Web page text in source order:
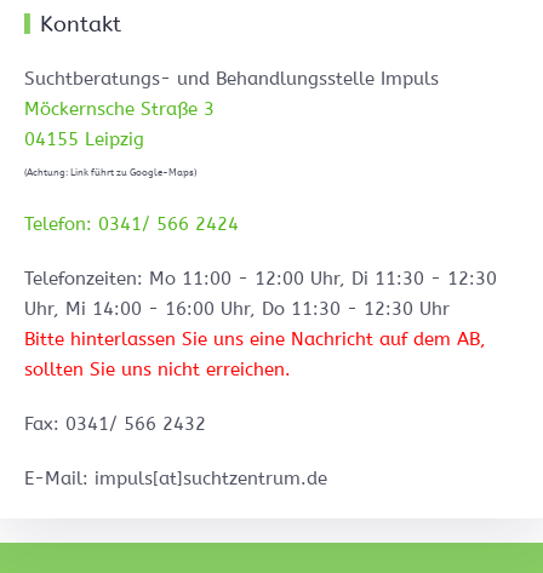
Kontakt
Suchtberatungs- und Behandlungsstelle Impuls
Möckernsche Straße 3
04155 Leipzig
(Achtung: Link führt zu Google-Maps)
Telefon: 0341/ 566 2424
Telefonzeiten: Mo 11:00 - 12:00 Uhr, Di 11:30 - 12:30
Uhr, Mi 14:00 - 16:00 Uhr, Do 11:30 - 12:30 Uhr
Bitte hinterlassen Sie uns eine Nachricht auf dem AB,
sollten Sie uns nicht erreichen.
Fax: 0341/ 566 2432
E-Mail: impuls[at]suchtzentrum.de